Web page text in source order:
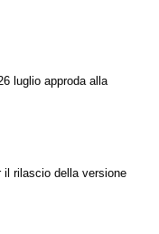
luglio approda alla
il rilascio della versione